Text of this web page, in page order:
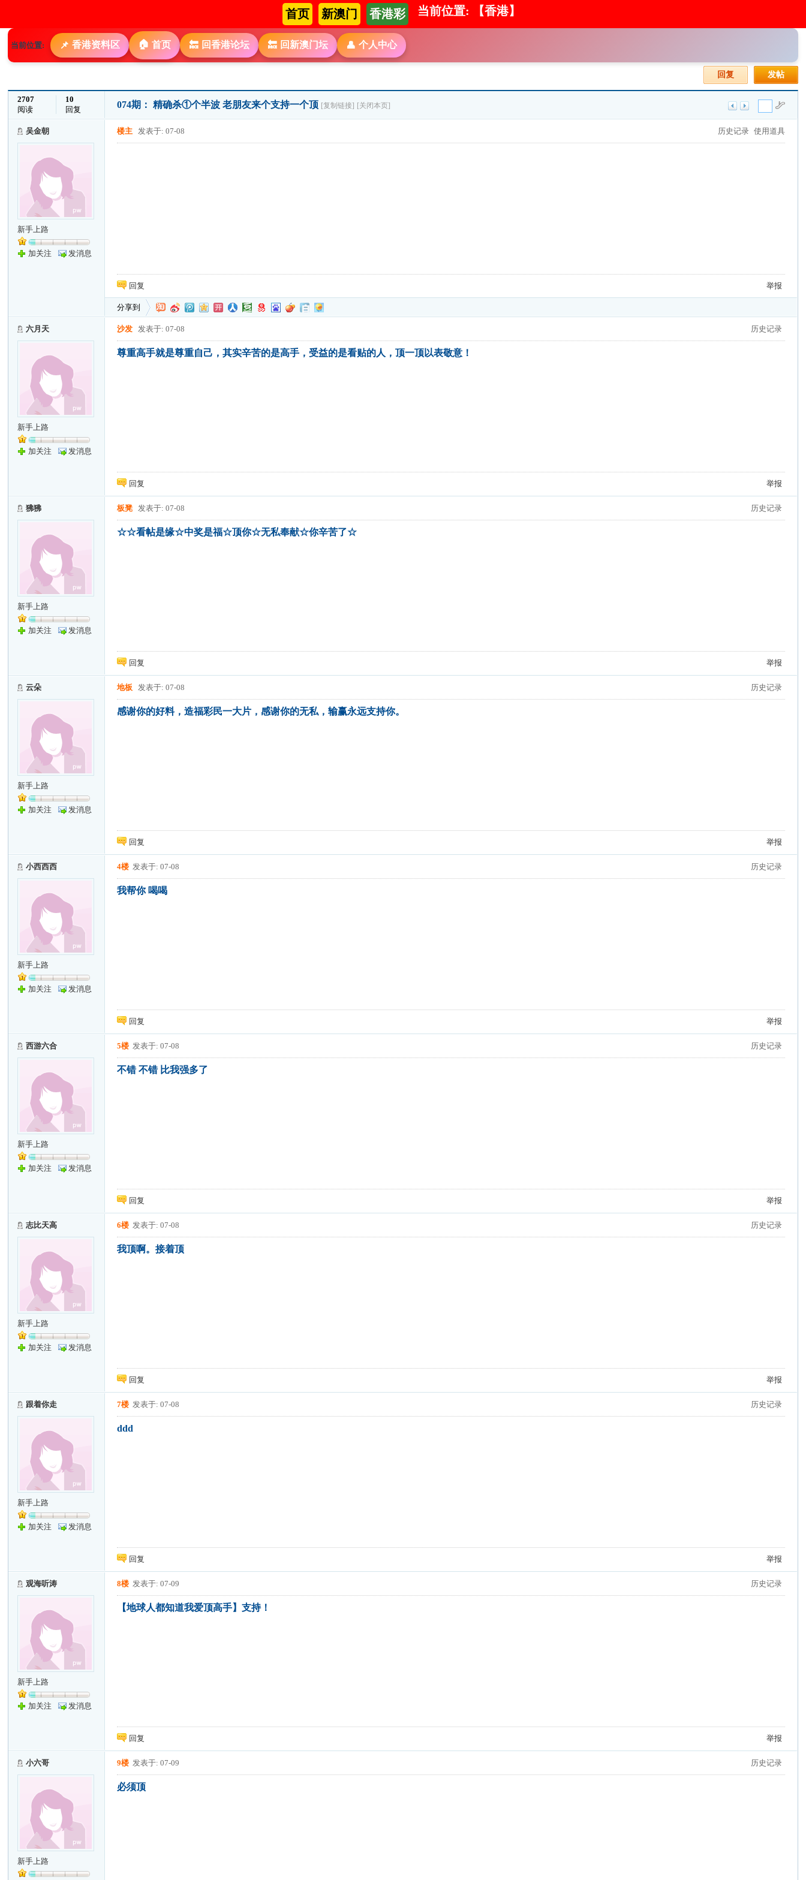
首页 新澳门 香港彩 当前位置: 【香港】
当前位置: 📌 香港资料区 🏠 首页 🔙 回香港论坛 🔙 回新澳门坛 👤 个人中心
发帖
回复
2707
阅读
10
回复
074期： 精确杀①个半波 老朋友来个支持一个顶 [复制链接] [关闭本页]
吴金朝
新手上路
加关注 发消息
历史记录 使用道具
楼主 发表于: 07-08
回复 举报
分享到
六月天
新手上路
加关注 发消息
历史记录
沙发 发表于: 07-08
尊重高手就是尊重自己，其实辛苦的是高手，受益的是看贴的人，顶一顶以表敬意！
回复 举报
狒狒
新手上路
加关注 发消息
历史记录
板凳 发表于: 07-08
☆☆看帖是缘☆中奖是福☆顶你☆无私奉献☆你辛苦了☆
回复 举报
云朵
新手上路
加关注 发消息
历史记录
地板 发表于: 07-08
感谢你的好料，造福彩民一大片，感谢你的无私，输赢永远支持你。
回复 举报
小西西西
新手上路
加关注 发消息
历史记录
4楼 发表于: 07-08
我帮你 喝喝
回复 举报
西游六合
新手上路
加关注 发消息
历史记录
5楼 发表于: 07-08
不错 不错 比我强多了
回复 举报
志比天高
新手上路
加关注 发消息
历史记录
6楼 发表于: 07-08
我顶啊。接着顶
回复 举报
跟着你走
新手上路
加关注 发消息
历史记录
7楼 发表于: 07-08
ddd
回复 举报
观海听涛
新手上路
加关注 发消息
历史记录
8楼 发表于: 07-09
【地球人都知道我爱顶高手】支持！
回复 举报
小六哥
新手上路
历史记录
9楼 发表于: 07-09
必须顶